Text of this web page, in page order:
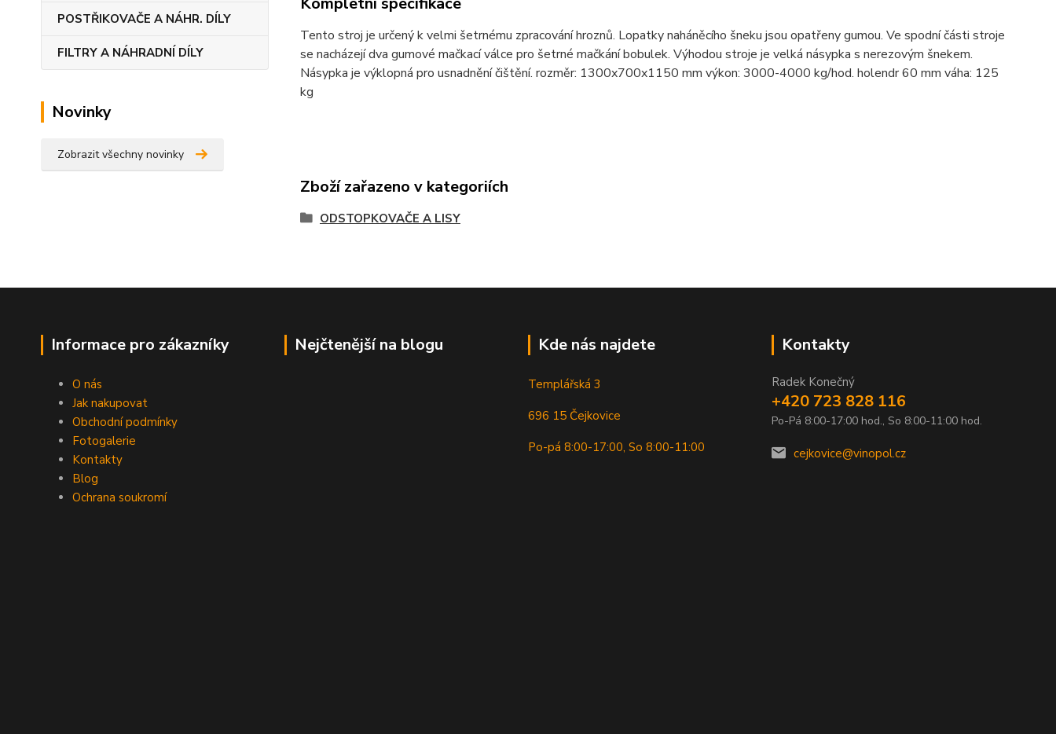
POSTŘIKOVAČE A NÁHR. DÍLY
FILTRY A NÁHRADNÍ DÍLY
Novinky
Zobrazit všechny novinky
Tento stroj je určený k velmi šetrnému zpracování hroznů. Lopatky naháněcího šneku jsou opatřeny gumou. Ve spodní části stroje
se nacházejí dva gumové mačkací válce pro šetrné mačkání bobulek. Výhodou stroje je velká násypka s nerezovým šnekem.
Násypka je výklopná pro usnadnění čištění. rozměr: 1300x700x1150 mm výkon: 3000-4000 kg/hod. holendr 60 mm váha: 125
kg
Zboží zařazeno v kategoriích
ODSTOPKOVAČE A LISY
Informace pro zákazníky
O nás
Jak nakupovat
Obchodní podmínky
Fotogalerie
Kontakty
Blog
Ochrana soukromí
Nejčtenější na blogu Kde nás najdete
Templářská 3
696 15 Čejkovice
Po-pá 8:00-17:00, So 8:00-11:00
Kontakty
Radek Konečný
+420 723 828 116
Po-Pá 8:00-17:00 hod., So 8:00-11:00 hod.
cejkovice@vinopol.cz